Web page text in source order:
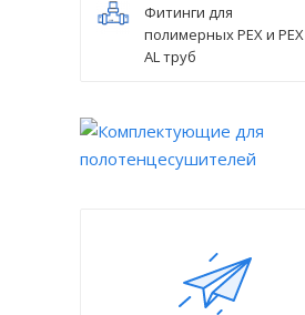
Фитинги для
полимерных PEX и PEX
AL труб